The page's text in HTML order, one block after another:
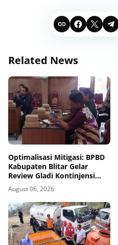
Related News
Optimalisasi Mitigasi: BPBD
Kabupaten Blitar Gelar
Review Gladi Kontinjensi
Erupsi Gunung Kelud
August 06, 2026